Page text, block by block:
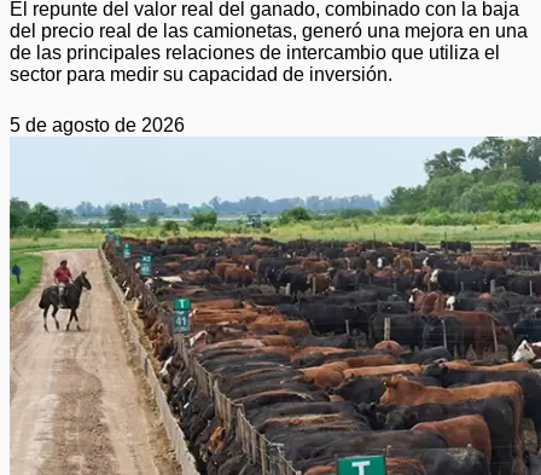
El repunte del valor real del ganado, combinado con la baja
del precio real de las camionetas, generó una mejora en una
de las principales relaciones de intercambio que utiliza el
sector para medir su capacidad de inversión.
5 de agosto de 2026